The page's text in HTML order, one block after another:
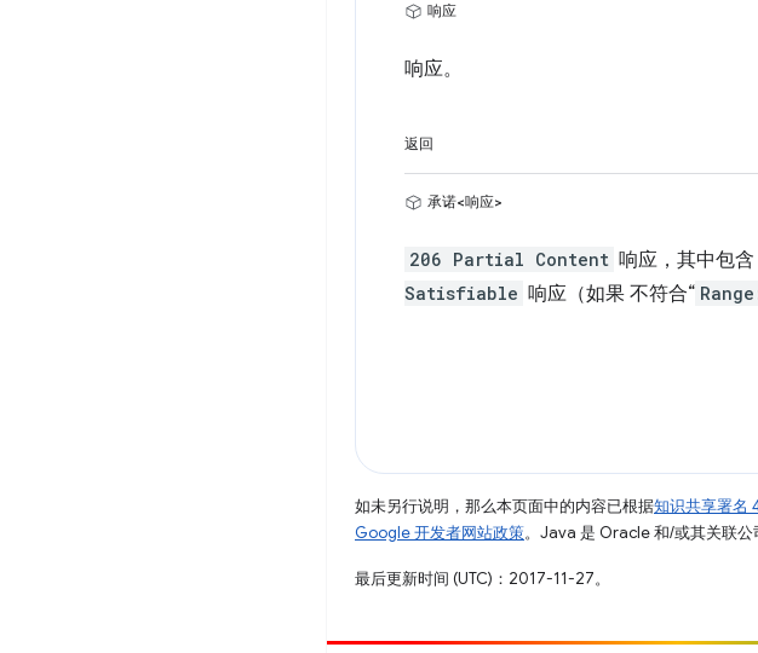
响应
响应。
返回
承诺<响应>
206 Partial Content 响应，其中包
Satisfiable 响应（如果 不符合“
如未另行说明，那么本页面中的内容已根据知识共享署名
Google 开发者网站政策。Java 是 Oracle 和/或其关联公
最后更新时间 (UTC)：2017-11-27。